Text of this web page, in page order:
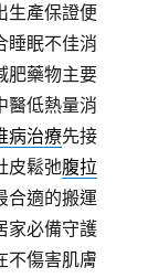
生產保證便
睡眠不佳消
肥藥物主要
醫低熱量消
病治療先接
皮鬆弛腹拉
合適的搬運
家必備守護
不傷害肌膚